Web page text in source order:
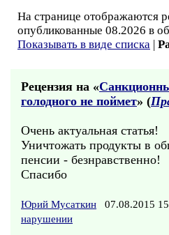
На странице отображаются
опубликованные 08.2026 в
Показывать в виде списка |
Рецензия на «
голодного не поймет» (
Очень актуальная статья!
Уничтожать продукты в
пенсии - безнравственно!
Спасибо
Юрий Мусаткин 07.08.2015
нарушении